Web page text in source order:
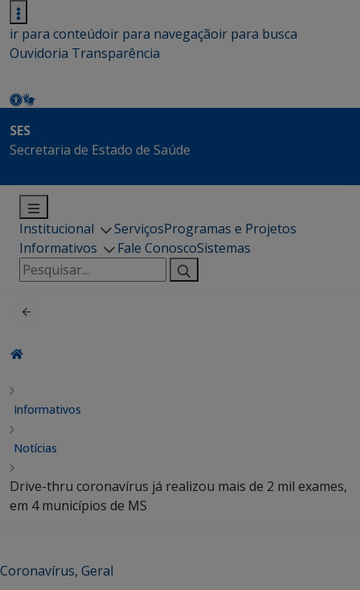
ir para conteúdoir para navegaçãoir para busca
Ouvidoria Transparência
SES
Secretaria de Estado de Saúde
Institucional ServiçosProgramas e Projetos
Informativos
Fale ConoscoSistemas
Pesquisar
por:
Informativos
Notícias
Drive-thru coronavírus já realizou mais de 2 mil exames,
em 4 municípios de MS
Coronavírus, Geral